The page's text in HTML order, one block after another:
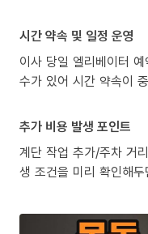
시간 약속 및 일정 운영
이사 당일 엘리베이터
수가 있어 시간 약속이
추가 비용 발생 포인트
계단 작업 추가/주차 거
생 조건을 미리 확인해